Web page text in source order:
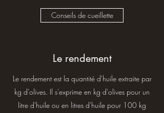
Conseils de cueillette
Le rendement
Le rendement est la quantité d'huile extraite par
kg d'olives. Il s'exprime en kg d'olives pour un
litre d'huile ou en litres d'huile pour 100 kg